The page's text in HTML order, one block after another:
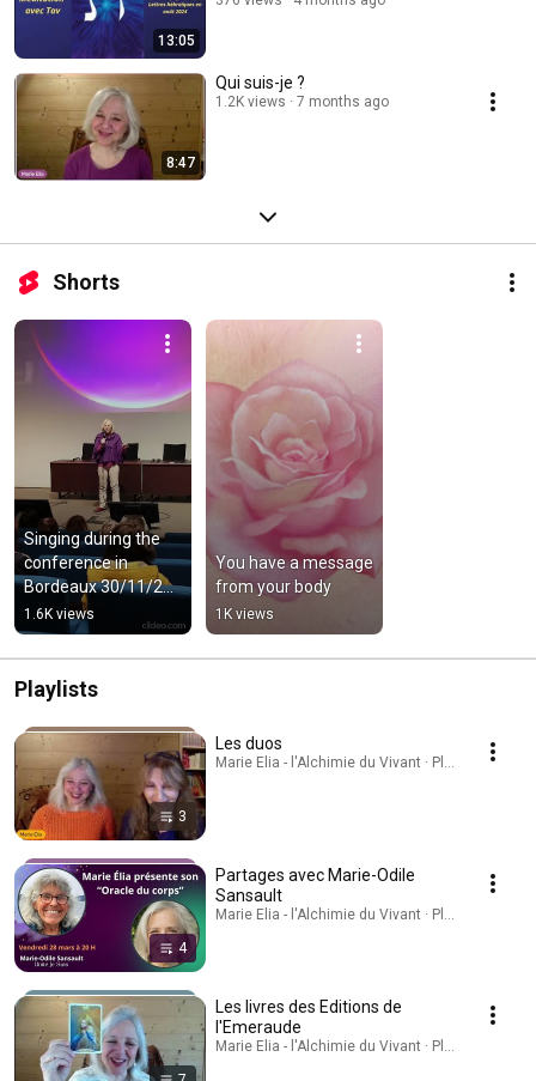
13:05
8:47
Qui suis-je ?
1.2K views 7 months ago
Shorts
Singing during the
conference in
Bordeaux 30/11/25
≠SpontaneousSingin
g ≠MarieEliaSinging
≠Soothin...
1.6K views
You have a message
from your body
1K views
Playlists
3
Les duos
Marie Elia - l'Alchimie du Vivant · Playlist
4
Partages avec Marie-Odile
Sansault
Marie Elia - l'Alchimie du Vivant · Playlist
Les livres des Editions de
l'Emeraude
Marie Elia - l'Alchimie du Vivant · Playlist